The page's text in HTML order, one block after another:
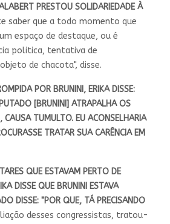
PRESTOU SOLIDARIEDADE À
saber que a todo momento que
espaço de destaque, ou é
politica, tentativa de
de chacota", disse.
POR BRUNINI, ERIKA DISSE:
[BRUNINI] ATRAPALHA OS
CAUSA TUMULTO. EU ACONSELHARIA
TRATAR SUA CARÊNCIA EM
QUE ESTAVAM PERTO DE
DISSE QUE BRUNINI ESTAVA
DISSE: "POR QUE, TÁ PRECISANDO
desses congressistas, tratou-